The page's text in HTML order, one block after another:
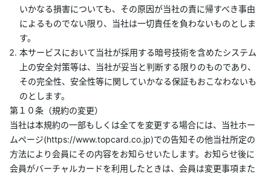
いかなる損害についても、その原因が当社の責に帰すべき事由
によるものでない限り、当社は一切責任を負わないものとしま
す。
本サービスにおいて当社が採用する暗号技術を含めたシステム
上の安全対策等は、当社が妥当と判断する限りのものであり、
その完全性、安全性等に関していかなる保証もおこなわないも
のとします。
第１０条（規約の変更）
当社は本規約の一部もしくは全てを変更する場合には、当社ホー
ムページ(https://www.topcard.co.jp)での告知その他当社所定の
方法により会員にその内容をお知らせいたします。お知らせ後に
会員がバーチャルカードを利用したときは、会員は変更事項また